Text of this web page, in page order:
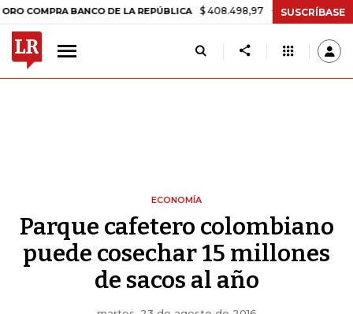
BANCO DE LA REPÚBLICA $ 408.498,97 +$ 8.753,81 +2,19%
SUSCRÍBASE
ECONOMÍA
Parque cafetero colombiano
puede cosechar 15 millones
de sacos al año